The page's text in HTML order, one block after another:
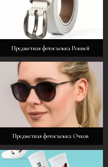
Предметная фотосъемка Ремней
Предметная фотосъемка Очков